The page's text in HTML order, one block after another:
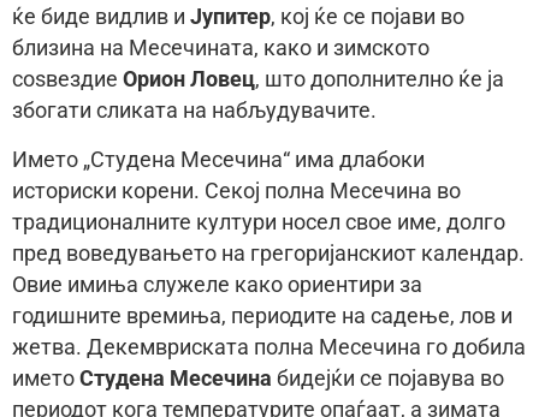
ќе биде видлив и Јупитер, кој ќе се појави во
близина на Месечината, како и зимското
соѕвездие Орион Ловец, што дополнително ќе ја
збогати сликата на набљудувачите.
Името „Студена Месечина“ има длабоки
историски корени. Секој полна Месечина во
традиционалните култури носел свое име, долго
пред воведувањето на грегоријанскиот календар.
Овие имиња служеле како ориентири за
годишните времиња, периодите на садење, лов и
жетва. Декемвриската полна Месечина го добила
името Студена Месечина бидејќи се појавува во
периодот кога температурите опаѓаат, а зимата